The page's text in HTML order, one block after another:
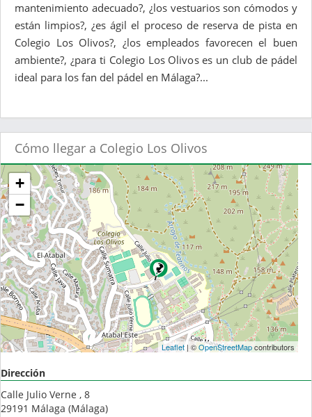
mantenimiento adecuado?, ¿los vestuarios son cómodos y
están limpios?, ¿es ágil el proceso de reserva de pista en
Colegio Los Olivos?, ¿los empleados favorecen el buen
ambiente?, ¿para ti Colegio Los Olivos es un club de pádel
ideal para los fan del pádel en Málaga?...
Cómo llegar a Colegio Los Olivos
+
−
Leaflet| ©OpenStreetMapcontributors
Dirección
Calle Julio Verne , 8
29191 Málaga (Málaga)